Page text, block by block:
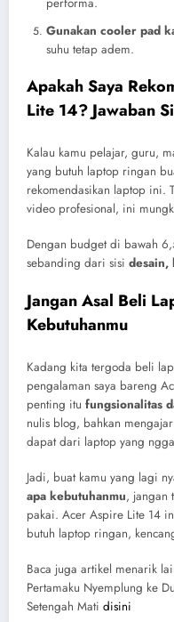
Gunakan cooler pad
suhu tetap adem.
Apakah Saya
Lite 14? Jawaban
Kalau kamu pelajar, guru,
yang butuh laptop ringan
rekomendasikan laptop ini.
video profesional, ini
Dengan budget di bawah
sebanding dari sisi desain,
Jangan Asal Beli
Kebutuhanmu
Kadang kita tergoda beli
pengalaman saya bareng
penting itu fungsionalitas
nulis blog, bahkan
dapat dari laptop yang
Jadi, buat kamu yang lagi
apa kebutuhanmu, jangan
pakai. Acer Aspire Lite 14
butuh laptop ringan,
Baca juga artikel menarik
Pertamaku Nyemplung ke
Setengah Mati disini